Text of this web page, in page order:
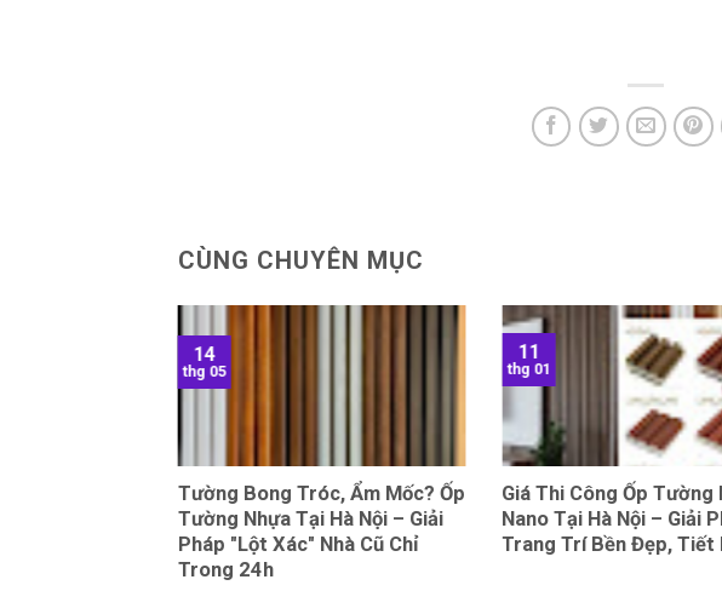
CÙNG CHUYÊN MỤC
Tường Bong Tróc, Ẩm Mốc? Ốp
Tường Nhựa Tại Hà Nội – Giải
Pháp "Lột Xác" Nhà Cũ Chỉ
Trong 24h
14
thg 05
Giá Thi Công Ốp Tường
Nano Tại Hà Nội – Giải
Trang Trí Bền Đẹp, Tiết
11
thg 01